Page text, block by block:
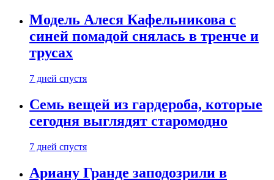
Модель Алеся Кафельникова с
синей помадой снялась в тренче и
трусах
7 дней спустя
Семь вещей из гардероба, которые
сегодня выглядят старомодно
7 дней спустя
Ариану Гранде заподозрили в